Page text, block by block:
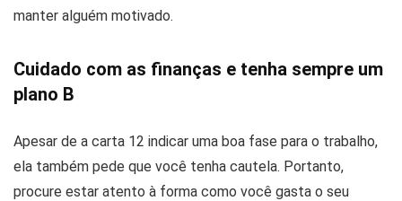
manter alguém motivado.
Cuidado com as finanças e tenha sempre um
plano B
Apesar de a carta 12 indicar uma boa fase para o trabalho,
ela também pede que você tenha cautela. Portanto,
procure estar atento à forma como você gasta o seu